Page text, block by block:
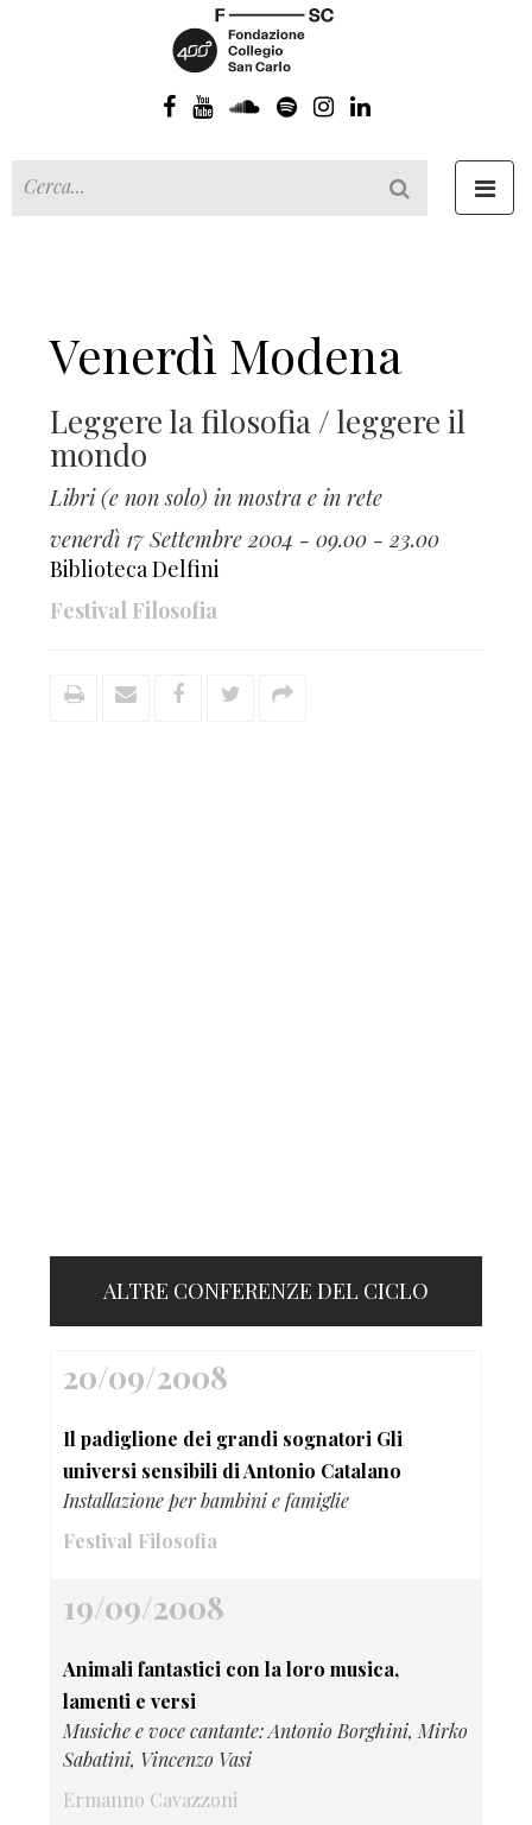
Venerdì Modena
Leggere la filosofia / leggere il
mondo
Libri (e non solo) in mostra e in rete
venerdì 17 Settembre 2004 - 09.00 - 23.00
Biblioteca Delfini
Festival Filosofia
ALTRE CONFERENZE DEL CICLO
20/09/2008
Il padiglione dei grandi sognatori Gli
universi sensibili di Antonio Catalano
Installazione per bambini e famiglie
Festival Filosofia
19/09/2008
Animali fantastici con la loro musica,
lamenti e versi
Musiche e voce cantante: Antonio Borghini, Mirko
Sabatini, Vincenzo Vasi
Ermanno Cavazzoni